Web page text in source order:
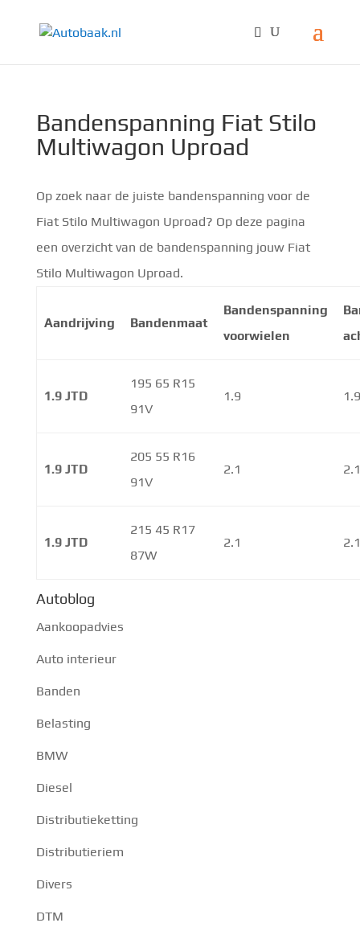
Bandenspanning Fiat Stilo
Multiwagon Uproad
Op zoek naar de juiste bandenspanning voor de
Fiat Stilo Multiwagon Uproad? Op deze pagina
een overzicht van de bandenspanning jouw Fiat
Stilo Multiwagon Uproad.
Aandrijving Bandenmaat
Bandenspanning
voorwielen
1.9 JTD
195 65 R15
91V
1.9
1.9 JTD
205 55 R16
91V
2.1
1.9 JTD
215 45 R17
87W
2.1
Autoblog
Aankoopadvies
Auto interieur
Banden
Belasting
BMW
Diesel
Distributieketting
Distributieriem
Divers
DTM